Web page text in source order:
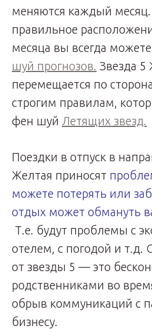
меняются каждый месяц.
правильное
месяца вы всегда
шуй прогнозов. Звезда 5
перемещается по
строгим правилам,
фен шуй Летящих звезд.
Поездки в отпуск в
Желтая приносят
можете потерять или
отдых может обмануть
Т.е. будут проблемы с
отелем, с погодой и т.д.
от звезды 5 — это
родственниками во
обрыв коммуникаций с
бизнесу.